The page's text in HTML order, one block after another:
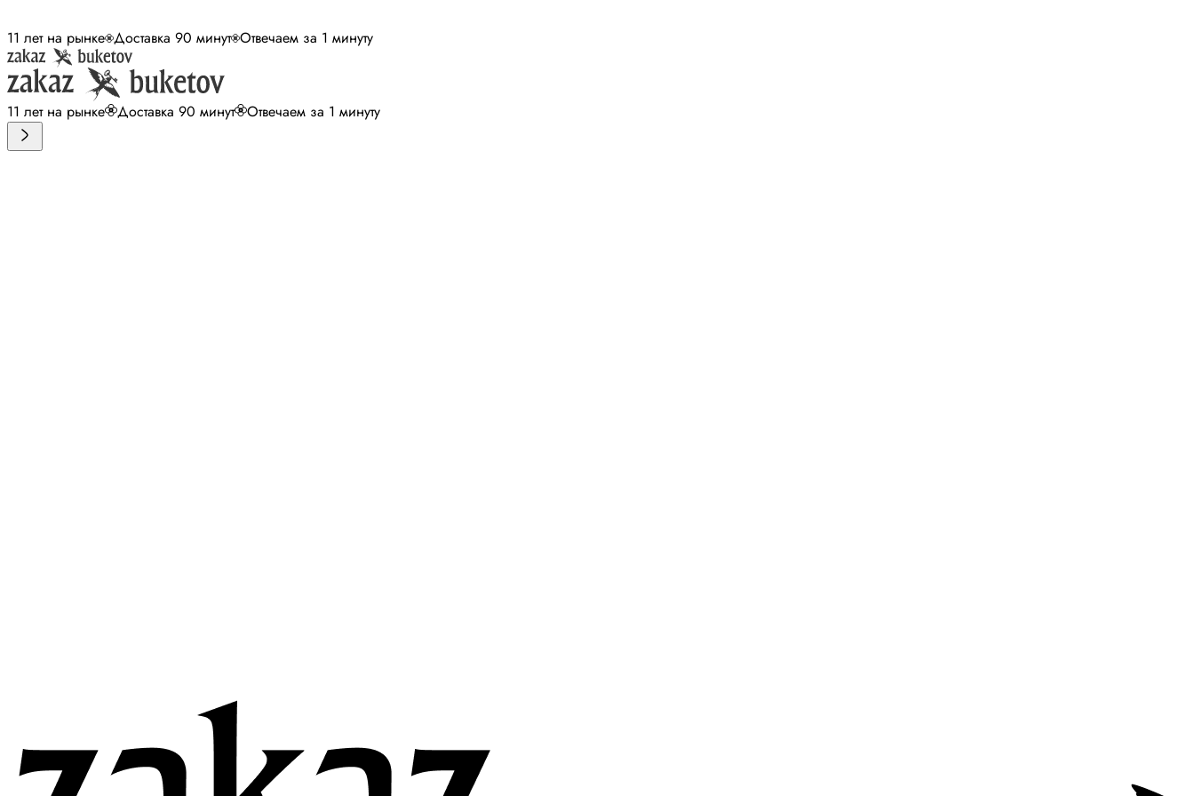
11 лет на рынке Доставка 90 минут Отвечаем за 1 минуту
11 лет на рынке Доставка 90 минут Отвечаем за 1 минуту